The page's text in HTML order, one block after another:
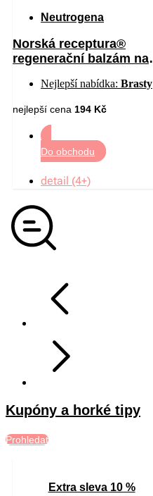
Neutrogena
Norská receptura®
regenerační balzám na
Nejlepší nabídka: Brasty
nejlepší cena 194 Kč
Do obchodu
detail (4+)
Kupóny a horké tipy
Prohledat
Extra sleva 10 %